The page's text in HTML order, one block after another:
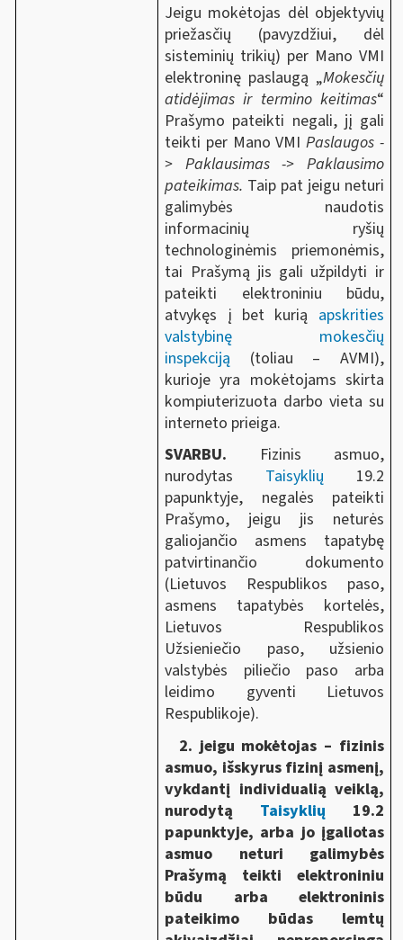
Jeigu mokėtojas dėl objektyvių
priežasčių (pavyzdžiui, dėl
sisteminių trikių) per Mano VMI
elektroninę paslaugą „Mokesčių
atidėjimas ir termino keitimas“
Prašymo pateikti negali, jį gali
teikti per Mano VMIPaslaugos -
> Paklausimas -> Paklausimo
pateikimas. Taip pat jeigu neturi
galimybės naudotis
informacinių ryšių
technologinėmis priemonėmis,
tai Prašymą jis gali užpildyti ir
pateikti elektroniniu būdu,
atvykęs į bet kurią apskrities
valstybinę mokesčių
inspekciją (toliau – AVMI),
kurioje yra mokėtojams skirta
kompiuterizuota darbo vieta su
interneto prieiga.
SVARBU. Fizinis asmuo,
nurodytas Taisyklių 19.2
papunktyje, negalės pateikti
Prašymo, jeigu jis neturės
galiojančio asmens tapatybę
patvirtinančio dokumento
(Lietuvos Respublikos paso,
asmens tapatybės kortelės,
Lietuvos Respublikos
Užsieniečio paso, užsienio
valstybės piliečio paso arba
leidimo gyventi Lietuvos
Respublikoje).
2. jeigu mokėtojas – fizinis
asmuo, išskyrus fizinį asmenį,
vykdantį individualią veiklą,
nurodytą Taisyklių 19.2
papunktyje, arba jo įgaliotas
asmuo neturi galimybės
Prašymą teikti elektroniniu
būdu arba elektroninis
pateikimo būdas lemtų